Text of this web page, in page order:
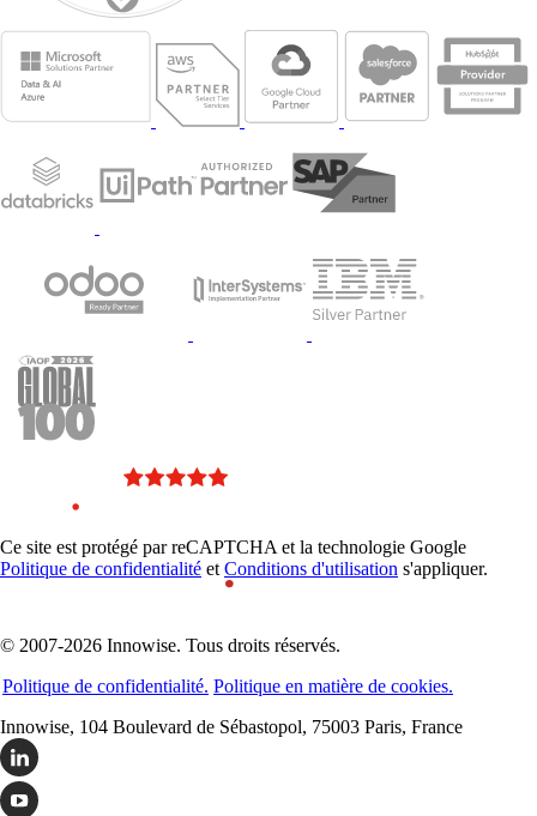
Ce site est protégé par reCAPTCHA et la technologie Google
Politique de confidentialité etConditions d'utilisation s'appliquer.
© 2007-2026 Innowise. Tous droits réservés.
Politique de confidentialité. Politique en matière de cookies.
Innowise, 104 Boulevard de Sébastopol, 75003 Paris, France